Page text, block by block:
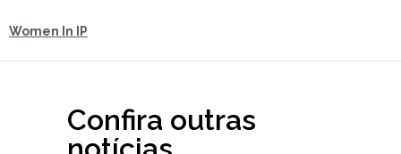
Women In IP
Confira outras